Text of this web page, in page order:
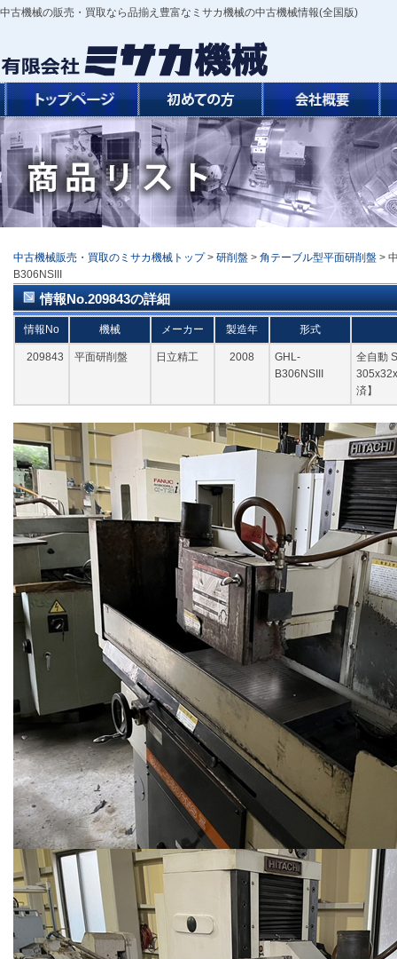
中古機械の販売・買取なら品揃え豊富なミサカ機械の中古機械情報(全国版)
中古機械販売・買取のミサカ機械トップ > 研削盤 > 角テーブル型平面研削盤 >
B306NSIII
情報No.209843の詳細
情報No 機械 メーカー 製造年 形式
209843 平面研削盤 日立精工 2008
GHL-
B306NSIII
全自動
済】